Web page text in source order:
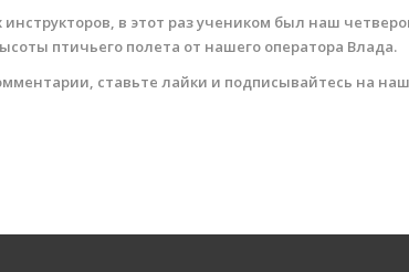
в этот раз учеником был наш
птичьего полета от нашего оператора Влада.
ставьте лайки и подписывайтесь на